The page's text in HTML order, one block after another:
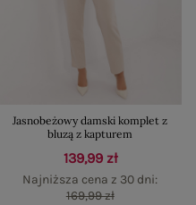
Jasnobeżowy damski komplet z
bluzą z kapturem
139,99 zł
Najniższa cena z 30 dni:
169,99 zł